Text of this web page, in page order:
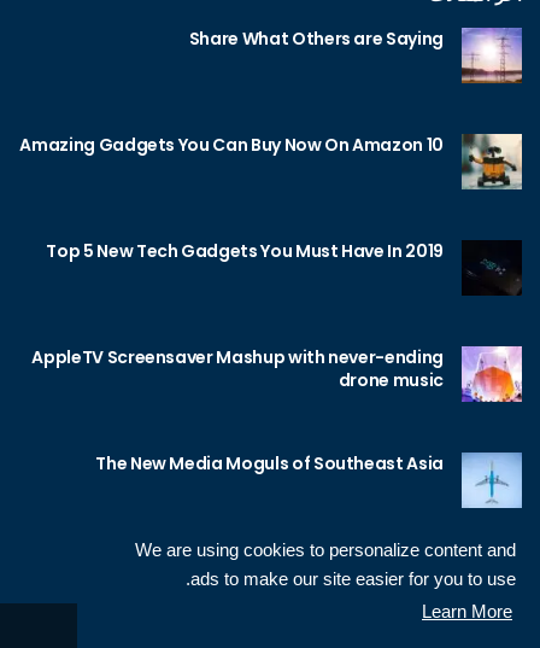
We are using cookies to personalize content and
ads to make our site easier for you to use.
Learn More
Share What Others are Saying
10 Amazing Gadgets You Can Buy Now On Amazon
Top 5 New Tech Gadgets You Must Have In 2019
AppleTV Screensaver Mashup with never-ending
drone music
The New Media Moguls of Southeast Asia